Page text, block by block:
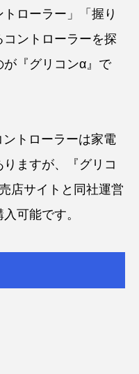
ローラー」「握り
ントローラーを探
が『グリコンα』で
トローラーは家電
ますが、『グリコ
店サイトと同社運営
可能です。